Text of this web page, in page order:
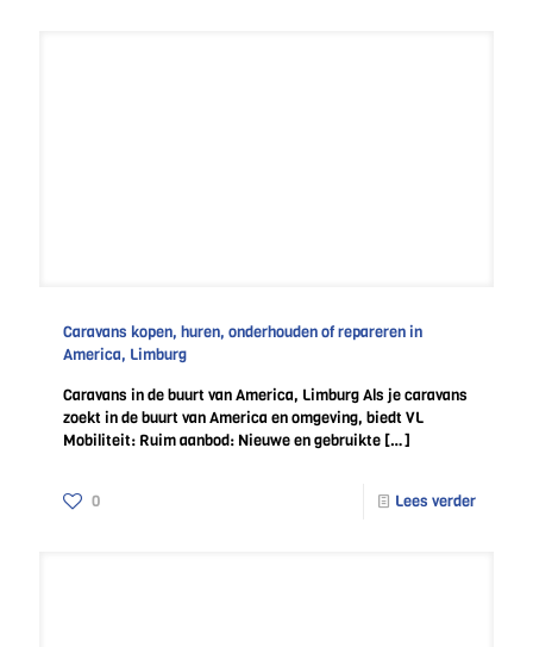
Caravans kopen, huren, onderhouden of repareren in
America, Limburg
Caravans in de buurt van America, Limburg Als je caravans
zoekt in de buurt van America en omgeving, biedt VL
Mobiliteit: Ruim aanbod: Nieuwe en gebruikte […]
0 Lees verder